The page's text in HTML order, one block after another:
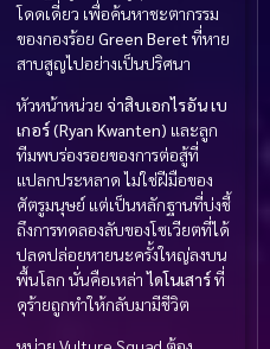
โดดเดี่ยว เพื่อค้นหาชะตากรรม
ของกองร้อย Green Beret ที่หาย
สาบสูญไปอย่างเป็นปริศนา
หัวหน้าหน่วย จ่าสิบเอกไรอัน เบ
เกอร์ (Ryan Kwanten) และลูก
ทีมพบร่องรอยของการต่อสู้ที่
แปลกประหลาด ไม่ใช่ฝีมือของ
ศัตรูมนุษย์ แต่เป็นหลักฐานที่บ่งชี้
ถึงการทดลองลับของโซเวียตที่ได้
ปลดปล่อยหายนะครั้งใหญ่ลงบน
พื้นโลก นั่นคือเหล่าไดโนเสาร์ที่
ดุร้ายถูกทำให้กลับมามีชีวิต